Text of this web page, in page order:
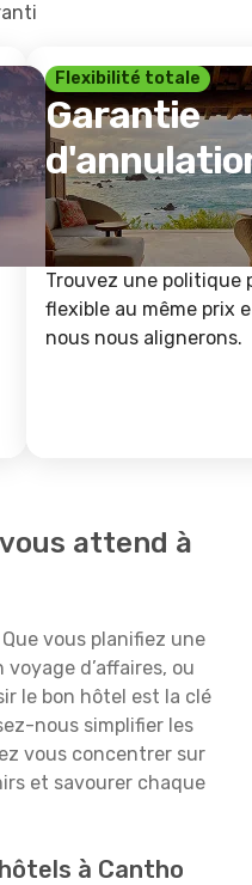
Flexibilité totale
Garantie
Trouvez une politique
flexible au même prix
nous nous alignerons.
attend à
vous planifiez une
d’affaires, ou
le bon hôtel est la clé
nous simplifier les
vous concentrer sur
et savourer chaque
à Cantho